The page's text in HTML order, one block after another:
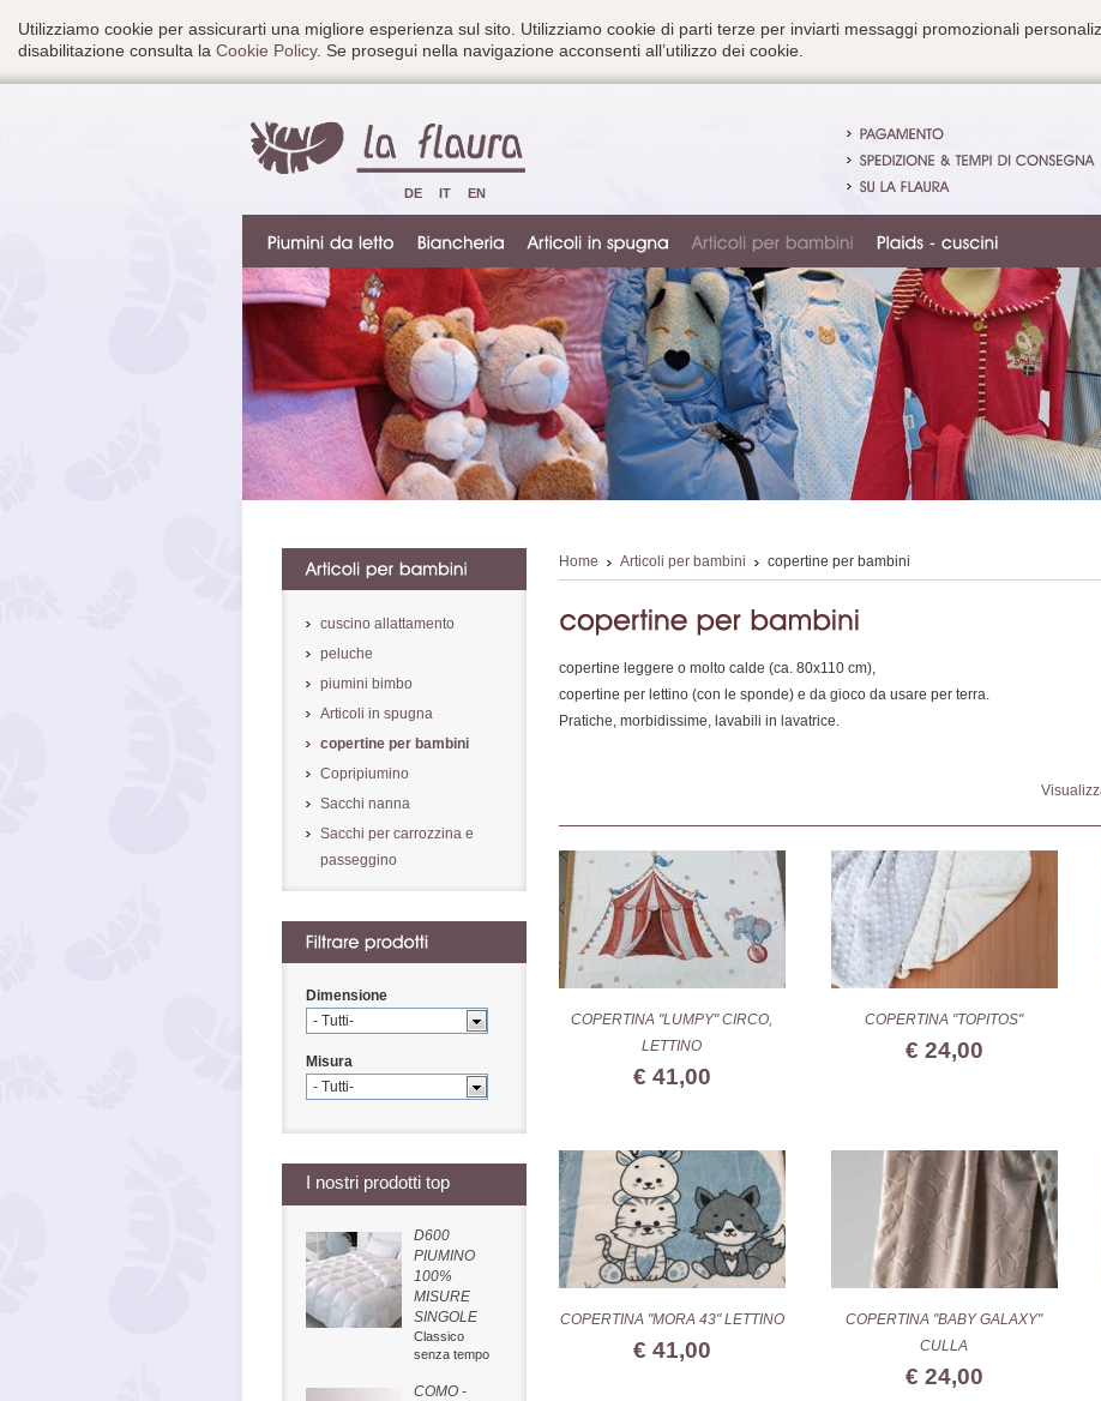
Utilizziamo cookie per assicurarti una migliore esperienza sul sito. Utilizziamo cookie di parti terze per inviarti messaggi promozionali
disabilitazione consulta la Cookie Policy. Se prosegui nella navigazione acconsenti all’utilizzo dei cookie.
Home Articoli per bambini copertine per bambini
copertine leggere o molto calde (ca. 80x110 cm),
copertine per lettino (con le sponde) e da gioco da usare per terra.
Pratiche, morbidissime, lavabili in lavatrice.
COPERTINA "LUMPY" CIRCO,
LETTINO
€ 41,00
COPERTINA "TOPITOS"
€ 24,00
COPERTINA "MORA 43" LETTINO
€ 41,00
COPERTINA "BABY GALAXY"
CULLA
€ 24,00
cuscino allattamento
peluche
piumini bimbo
Articoli in spugna
copertine per bambini
Copripiumino
Sacchi nanna
Sacchi per carrozzina e
passeggino
Dimensione
- Tutti-
Misura
- Tutti-
I nostri prodotti top
D600
PIUMINO
100%
MISURE
SINGOLE
Classico
senza tempo
COMO -
DE IT EN